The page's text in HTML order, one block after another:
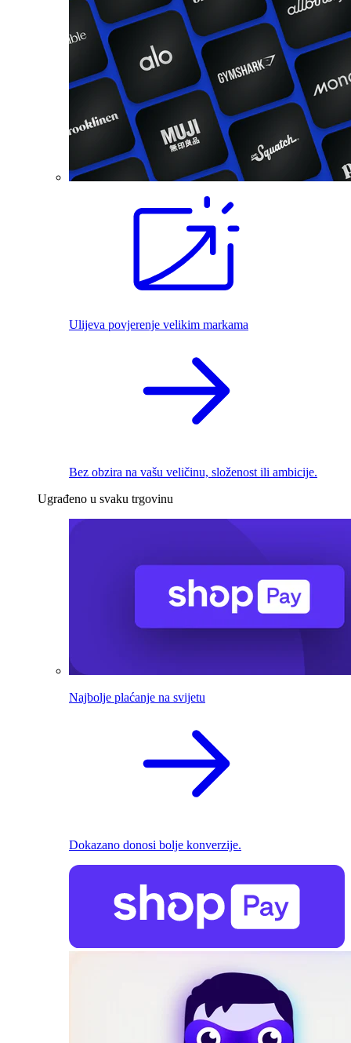
Ulijeva povjerenje velikim markama
Bez obzira na vašu veličinu, složenost ili ambicije.
Ugrađeno u svaku trgovinu
Najbolje plaćanje na svijetu
Dokazano donosi bolje konverzije.